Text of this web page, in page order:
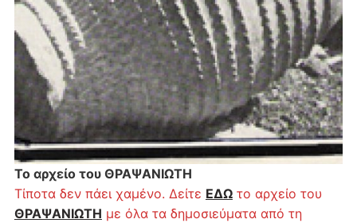
Το αρχείο του ΘΡΑΨΑΝΙΩΤΗ
Τίποτα δεν πάει χαμένο. Δείτε ΕΔΩτο αρχείο του
ΘΡΑΨΑΝΙΩΤΗ με όλα τα δημοσιεύματα από τη